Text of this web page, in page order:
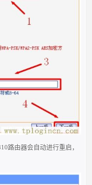
路由器会自动进行重启，